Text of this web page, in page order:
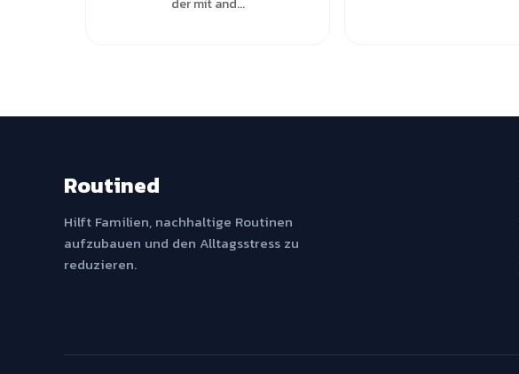
Routined
Hilft Familien, nachhaltige Routinen
aufzubauen und den Alltagsstress zu
reduzieren.